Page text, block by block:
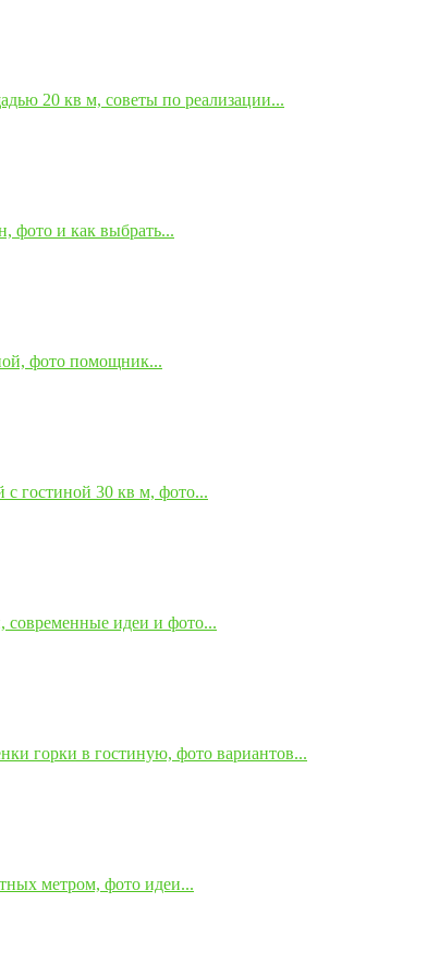
20 кв м, советы по реализации...
фото и как выбрать...
фото помощник...
гостиной 30 кв м, фото...
современные идеи и фото...
горки в гостиную, фото вариантов...
метром, фото идеи...